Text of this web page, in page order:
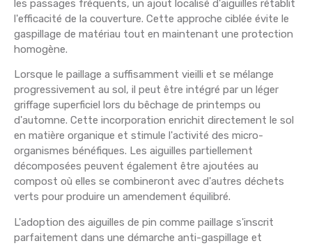
les passages fréquents, un ajout localisé d'aiguilles rétablit
l'efficacité de la couverture. Cette approche ciblée évite le
gaspillage de matériau tout en maintenant une protection
homogène.
Lorsque le paillage a suffisamment vieilli et se mélange
progressivement au sol, il peut être intégré par un léger
griffage superficiel lors du bêchage de printemps ou
d'automne. Cette incorporation enrichit directement le sol
en matière organique et stimule l'activité des micro-
organismes bénéfiques. Les aiguilles partiellement
décomposées peuvent également être ajoutées au
compost où elles se combineront avec d'autres déchets
verts pour produire un amendement équilibré.
L'adoption des aiguilles de pin comme paillage s'inscrit
parfaitement dans une démarche anti-gaspillage et